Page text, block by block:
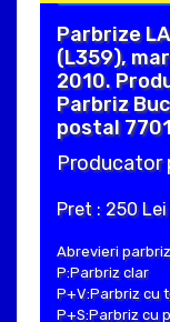
Parbrize
(L359),
2010.
Parbriz
postal
Producator
Pret : 250 Lei
Abrevieri
P:Parbriz clar
P+V:Parbriz cu
P+S:Parbriz cu